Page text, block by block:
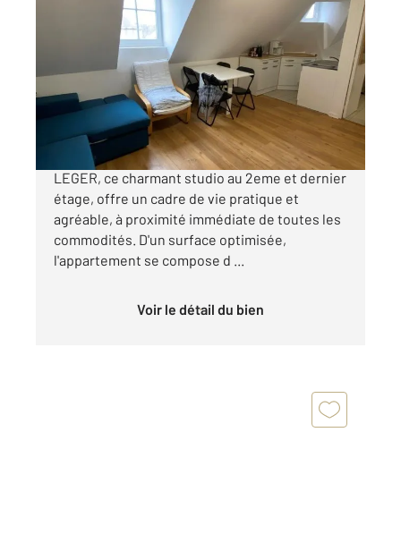
BOISSY ST LEGER 94
, 1 pièce
Ref : 44742
Appartement F1 à vendre
122 000 €
Situé en plein centre-ville de BOISSY SAINT
LEGER, ce charmant studio au 2eme et dernier
étage, offre un cadre de vie pratique et
agréable, à proximité immédiate de toutes les
commodités. D'un surface optimisée,
l'appartement se compose d ...
Voir le détail du bien